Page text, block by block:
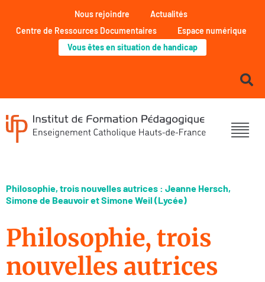
Nous rejoindre
Actualités
Centre de Ressources Documentaires
Espace numérique
Vous êtes en situation de handicap
Philosophie, trois nouvelles autrices : Jeanne Hersch,
Simone de Beauvoir et Simone Weil (Lycée)
Philosophie, trois
nouvelles autrices